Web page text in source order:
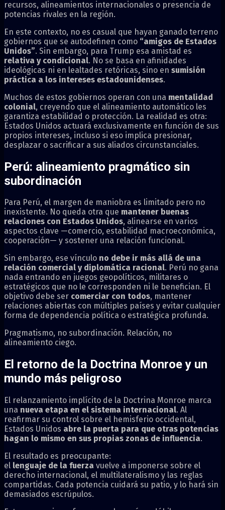
recursos, alineamientos internacionales o presencia de
potencias rivales en la región.
En este contexto, no es casual que hayan ganado terreno
gobiernos que se autodefinen como “amigos de Estados
Unidos”. Sin embargo, para Trump esa amistad es
relativa y condicional. No se basa en afinidades
ideológicas ni en lealtades retóricas, sino en sumisión
práctica a los intereses estadounidenses.
Muchos de estos gobiernos operan con una mentalidad
colonial, creyendo que el alineamiento automático les
garantiza estabilidad o protección. La realidad es otra:
Estados Unidos actuará exclusivamente en función de sus
propios intereses, incluso si eso implica presionar,
desplazar o sacrificar a sus aliados circunstanciales.
Perú: alineamiento pragmático sin
subordinación
Para Perú, el margen de maniobra es limitado pero no
inexistente. No queda otra que mantener buenas
relaciones con Estados Unidos, alinearse en varios
aspectos clave —comercio, estabilidad macroeconómica,
cooperación— y sostener una relación funcional.
Sin embargo, ese vínculo no debe ir más allá de una
relación comercial y diplomática racional. Perú no gana
nada entrando en juegos geopolíticos, militares o
estratégicos que no le corresponden ni le benefician. El
objetivo debe ser comerciar con todos, mantener
relaciones abiertas con múltiples países y evitar cualquier
forma de dependencia política o estratégica profunda.
Pragmatismo, no subordinación. Relación, no
alineamiento ciego.
El retorno de la Doctrina Monroe y un
mundo más peligroso
El relanzamiento implícito de la Doctrina Monroe marca
una nueva etapa en el sistema internacional. Al
reafirmar su control sobre el hemisferio occidental,
Estados Unidos abre la puerta para que otras potencias
hagan lo mismo en sus propias zonas de influencia.
El resultado es preocupante:
el lenguaje de la fuerza vuelve a imponerse sobre el
derecho internacional, el multilateralismo y las reglas
compartidas. Cada potencia cuidará su patio, y lo hará sin
demasiados escrúpulos.